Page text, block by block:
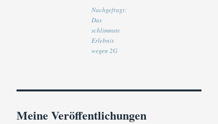
Nachgefragt:
Das
schlimmste
Erlebnis
wegen 2G
Meine Veröffentlichungen